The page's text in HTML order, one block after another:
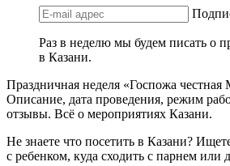
Раз в неделю мы будем писать о
в Казани.
Праздничная неделя «Госпожа честная
Описание, дата проведения, режим
отзывы. Всё о мероприятиях Казани.
Не знаете что посетить в Казани?
с ребенком, куда сходить с парнем или